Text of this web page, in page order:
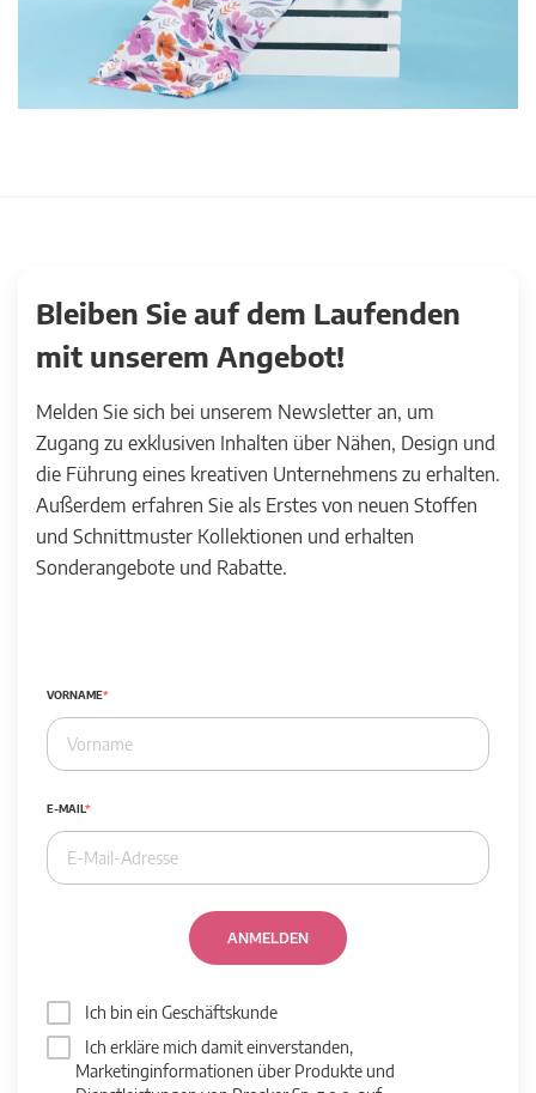
Bleiben Sie auf dem Laufenden
mit unserem Angebot!
Melden Sie sich bei unserem Newsletter an, um
Zugang zu exklusiven Inhalten über Nähen, Design und
die Führung eines kreativen Unternehmens zu erhalten.
Außerdem erfahren Sie als Erstes von neuen Stoffen
und Schnittmuster Kollektionen und erhalten
Sonderangebote und Rabatte.
VORNAME
E-MAIL
ANMELDEN
Ich bin ein Geschäftskunde
Ich erkläre mich damit einverstanden,
Marketinginformationen über Produkte und